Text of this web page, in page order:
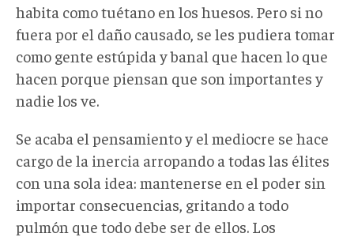
habita como tuétano en los huesos. Pero si no
fuera por el daño causado, se les pudiera tomar
como gente estúpida y banal que hacen lo que
hacen porque piensan que son importantes y
nadie los ve.
Se acaba el pensamiento y el mediocre se hace
cargo de la inercia arropando a todas las élites
con una sola idea: mantenerse en el poder sin
importar consecuencias, gritando a todo
pulmón que todo debe ser de ellos. Los